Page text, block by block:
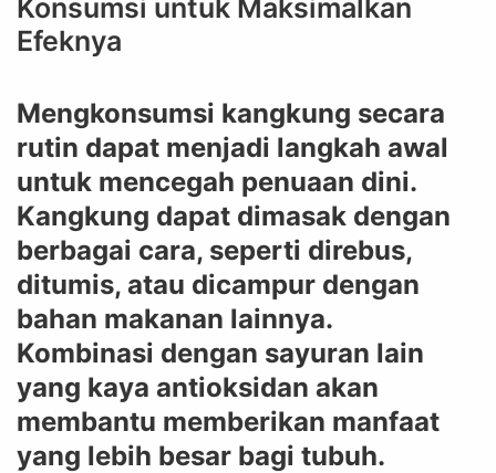
Konsumsi untuk Maksimalkan
Efeknya
Mengkonsumsi kangkung secara
rutin dapat menjadi langkah awal
untuk mencegah penuaan dini.
Kangkung dapat dimasak dengan
berbagai cara, seperti direbus,
ditumis, atau dicampur dengan
bahan makanan lainnya.
Kombinasi dengan sayuran lain
yang kaya antioksidan akan
membantu memberikan manfaat
yang lebih besar bagi tubuh.